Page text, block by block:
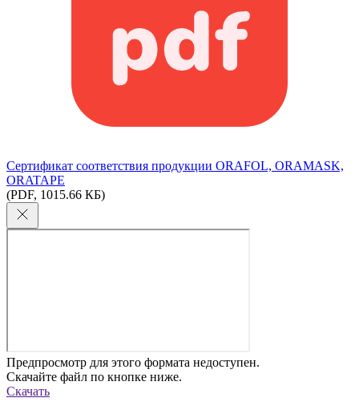
Сертификат соответствия продукции ORAFOL, ORAMASK,
ORATAPE
(PDF, 1015.66 КБ)
Предпросмотр для этого формата недоступен.
Скачайте файл по кнопке ниже.
Скачать